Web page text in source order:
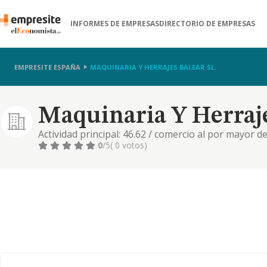
INFORMES DE EMPRESASDIRECTORIO DE EMPRESAS
EMPRESITE ESPAÑA MAQUINARIA Y HERRAJES BALEAR SL.
Maquinaria Y
Actividad principal: 46.62 / comercio al por mayor
intermediarios del comercio de productos
0/5( 0 votos)